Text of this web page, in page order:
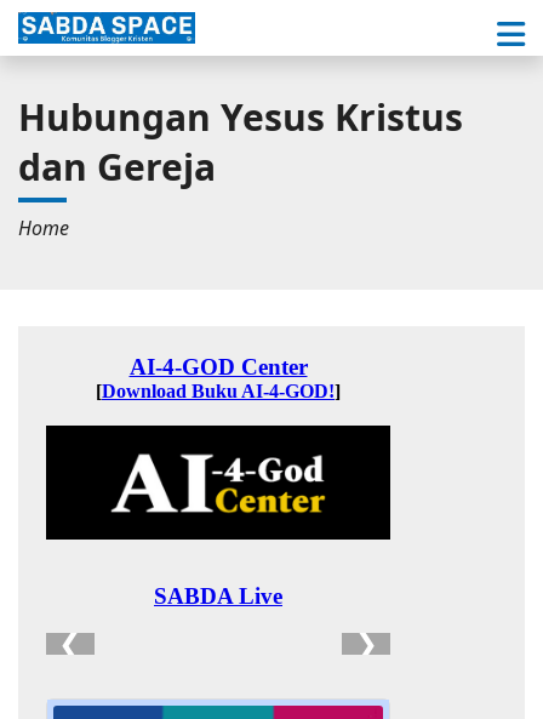
Hubungan Yesus Kristus
dan Gereja
Home